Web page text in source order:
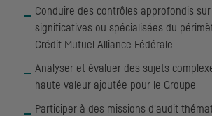
Conduire des contrôles approfondis
significatives ou spécialisées du
Crédit Mutuel Alliance Fédérale
Analyser et évaluer des sujets
haute valeur ajoutée pour le Groupe
Participer à des missions d'audit